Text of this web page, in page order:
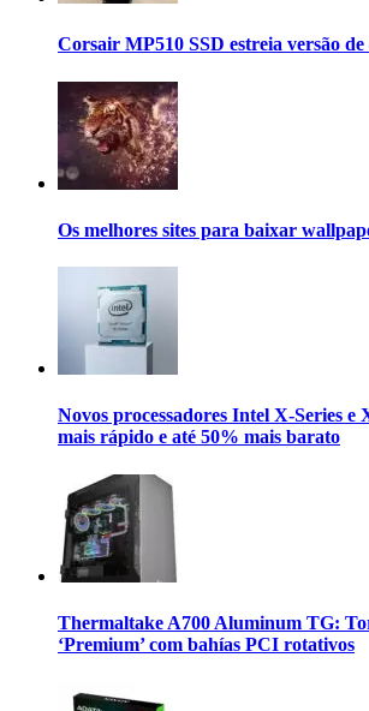
Corsair MP510 SSD estreia versão
Os melhores sites para baixar
Novos processadores Intel X-Series e
mais rápido e até 50% mais barato
Thermaltake A700 Aluminum TG:
‘Premium’ com bahías PCI rotativos